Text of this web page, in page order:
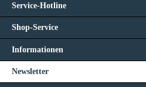
Service-Hotline
Shop-Service
Informationen
Newsletter